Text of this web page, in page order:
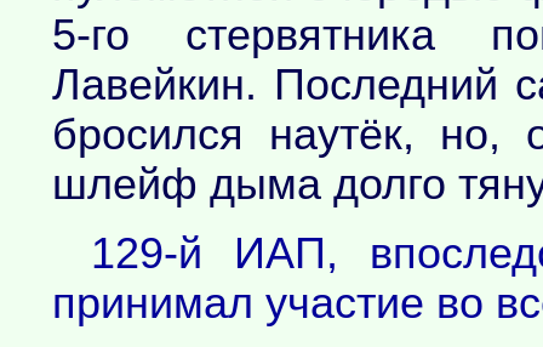
5-го стервятника
Лавейкин. Последний
бросился наутёк, но,
шлейф дыма долго
129-й ИАП,
принимал участие во